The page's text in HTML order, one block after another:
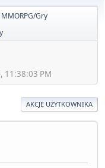
Gry
11:38:03 PM
AKCJE UŻYTKOWNIKA